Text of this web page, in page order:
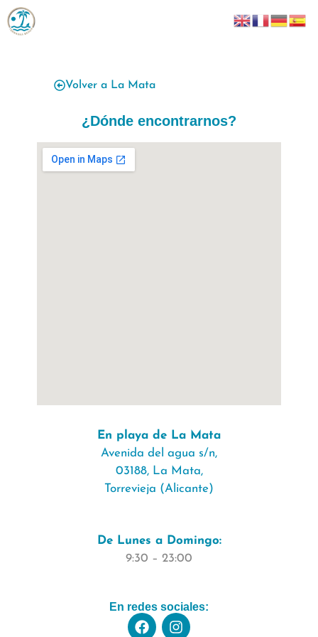
contenido
Volver a La Mata
¿Dónde encontrarnos?
En playa de La Mata
Avenida del agua s/n,
03188, La Mata,
Torrevieja (Alicante)
De Lunes a Domingo:
9:30 – 23:00
En redes sociales: